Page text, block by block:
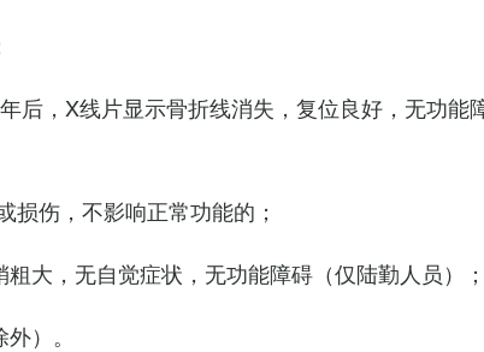
后，X线片显示骨折线消失，复位良好，无功能
损伤，不影响正常功能的；
粗大，无自觉症状，无功能障碍（仅陆勤人员）；
）。